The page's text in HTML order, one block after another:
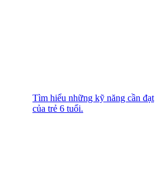
Tìm hiểu những kỹ năng cần đạt
của trẻ 6 tuổi.